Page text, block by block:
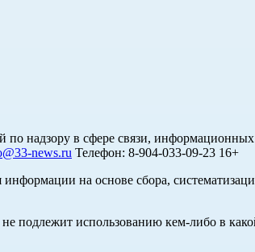
надзору в сфере связи,
news.ru Телефон: 8-904-033-09-23 16+
на основе сбора,
не подлежит использованию кем-либо в